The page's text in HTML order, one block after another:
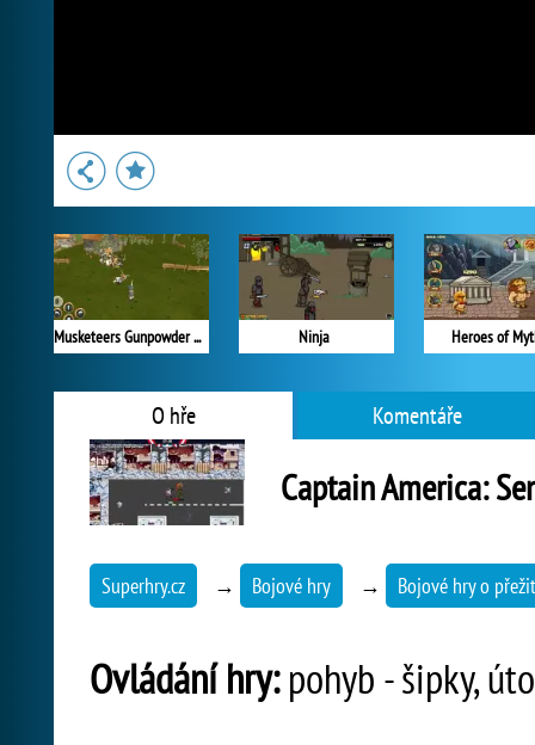
Musketeers Gunpowder vs Steel Ninja Heroes of
O hře Komentáře
Captain America:
Superhry.cz → Bojové hry → Bojové hry o
Ovládání hry:pohyb - šipky,